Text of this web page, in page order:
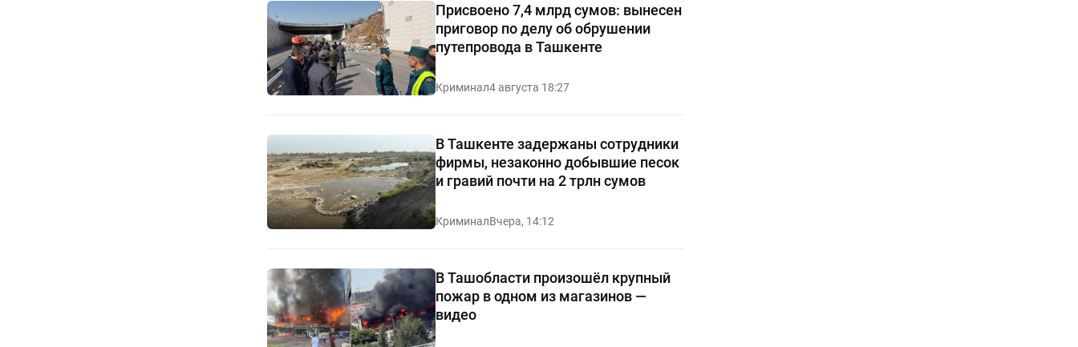
Присвоено 7,4 млрд сумов: вынесен
приговор по делу об обрушении
путепровода в Ташкенте
Криминал4 августа 18:27
В Ташкенте задержаны сотрудники
фирмы, незаконно добывшие песок
и гравий почти на 2 трлн сумов
КриминалВчера, 14:12
В Ташобласти произошёл крупный
пожар в одном из магазинов —
видео